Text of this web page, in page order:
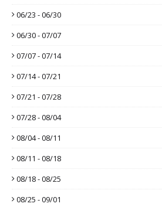
06/23 - 06/30
06/30 - 07/07
07/07 - 07/14
07/14 - 07/21
07/21 - 07/28
07/28 - 08/04
08/04 - 08/11
08/11 - 08/18
08/18 - 08/25
08/25 - 09/01